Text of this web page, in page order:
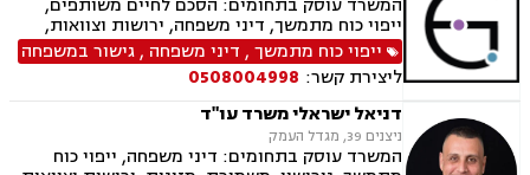
ייפוי כוח מתמשך, דיני משפחה, ירושות וצוואות,
הסכמי ממון, ביטוח לאומי, תעבורה, פשיטת רגל,
חדלות פירעון, הוצאה לפועל
ייפוי כוח מתמשך, דיני משפחה ,גישור במשפחה
ליצירת קשר: 0508004998
דניאל ישראלי משרד עו"ד
ניצנים 39, מגדל העמק
המשרד עוסק בתחומים: דיני משפחה, ייפוי כוח